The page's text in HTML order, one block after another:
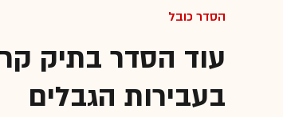
הסדר כובל
עוד הסדר בתיק
בעבירות הגבלים